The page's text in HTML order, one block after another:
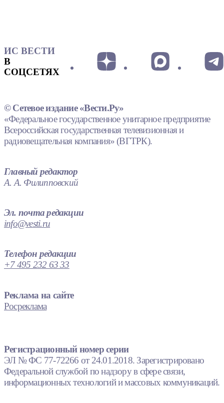
ИС ВЕСТИ
В
СОЦСЕТЯХ
© Сетевое издание «Вести.Ру»
«Федеральное государственное унитарное предприятие
Всероссийская государственная телевизионная и
радиовещательная компания» (ВГТРК).
Главный редактор
А. А. Филипповский
Эл. почта редакции
info@vesti.ru
Телефон редакции
+7 495 232 63 33
Реклама на сайте
Росреклама
Регистрационный номер серии
ЭЛ № ФС 77-72266 от 24.01.2018. Зарегистрировано
Федеральной службой по надзору в сфере связи,
информационных технологий и массовых коммуникаций.